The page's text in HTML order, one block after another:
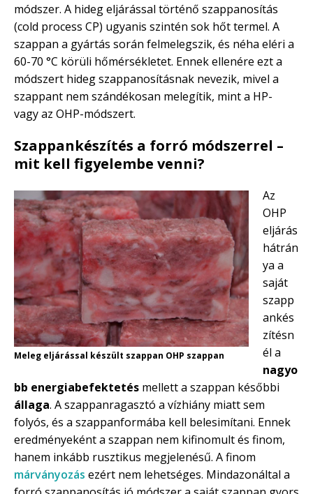
módszer. A hideg eljárással történő szappanosítás
(cold process CP) ugyanis szintén sok hőt termel. A
szappan a gyártás során felmelegszik, és néha eléri a
60-70 °C körüli hőmérsékletet. Ennek ellenére ezt a
módszert hideg szappanosításnak nevezik, mivel a
szappant nem szándékosan melegítik, mint a HP-
vagy az OHP-módszert.
Szappankészítés a forró módszerrel –
mit kell figyelembe venni?
Meleg eljárással készült szappan OHP szappan
Az
OHP
eljárás
hátrán
ya a
saját
szapp
ankés
zítésn
él a
nagyo
bb energiabefektetés mellett a szappan későbbi
állaga. A szappanragasztó a vízhiány miatt sem
folyós, és a szappanformába kell belesimítani. Ennek
eredményeként a szappan nem kifinomult és finom,
hanem inkább rusztikus megjelenésű. A finom
márványozás ezért nem lehetséges. Mindazonáltal a